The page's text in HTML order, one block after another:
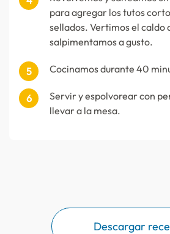
para agregar los tutos
sellados. Vertimos el caldo
salpimentamos a gusto.
Cocinamos durante 40
Servir y espolvorear con
llevar a la mesa.
Descargar